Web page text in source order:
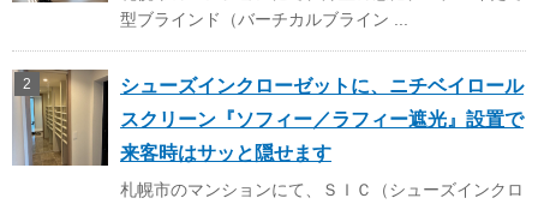
型ブラインド（バーチカルブライン ...
シューズインクローゼットに、ニチベイロール
スクリーン『ソフィー／ラフィー遮光』設置で
来客時はサッと隠せます
札幌市のマンションにて、ＳＩＣ（シューズインクロ